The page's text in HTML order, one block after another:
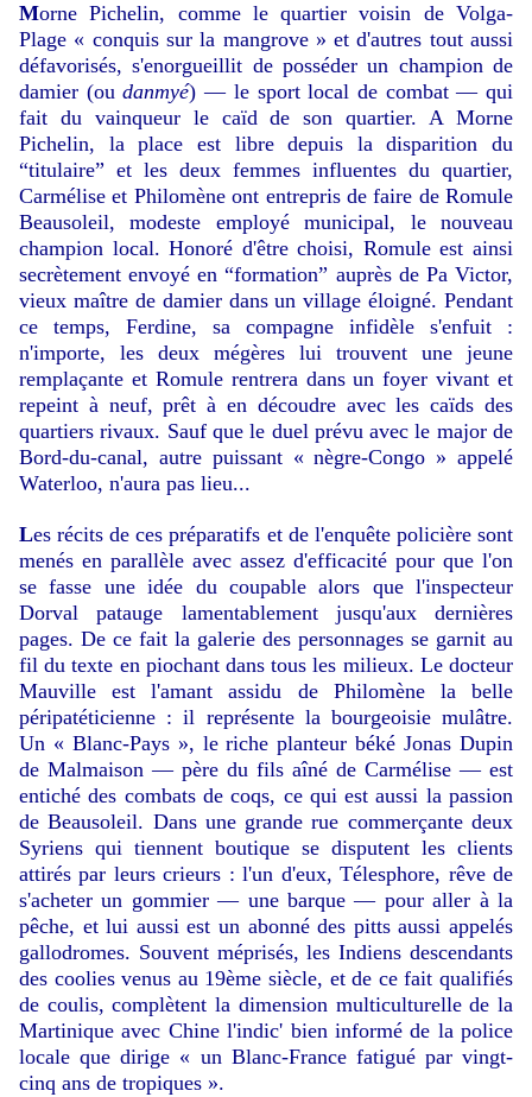
Morne Pichelin, comme le quartier voisin de Volga-
Plage « conquis sur la mangrove » et d'autres tout aussi
défavorisés, s'enorgueillit de posséder un champion de
damier (oudanmyé) — le sport local de combat — qui
fait du vainqueur le caïd de son quartier. A Morne
Pichelin, la place est libre depuis la disparition du
“titulaire” et les deux femmes influentes du quartier,
Carmélise et Philomène ont entrepris de faire de Romule
Beausoleil, modeste employé municipal, le nouveau
champion local. Honoré d'être choisi, Romule est ainsi
secrètement envoyé en “formation” auprès de Pa Victor,
vieux maître de damier dans un village éloigné. Pendant
ce temps, Ferdine, sa compagne infidèle s'enfuit :
n'importe, les deux mégères lui trouvent une jeune
remplaçante et Romule rentrera dans un foyer vivant et
repeint à neuf, prêt à en découdre avec les caïds des
quartiers rivaux. Sauf que le duel prévu avec le major de
Bord-du-canal, autre puissant « nègre-Congo » appelé
Waterloo, n'aura pas lieu...
Les récits de ces préparatifs et de l'enquête policière sont
menés en parallèle avec assez d'efficacité pour que l'on
se fasse une idée du coupable alors que l'inspecteur
Dorval patauge lamentablement jusqu'aux dernières
pages. De ce fait la galerie des personnages se garnit au
fil du texte en piochant dans tous les milieux. Le docteur
Mauville est l'amant assidu de Philomène la belle
péripatéticienne : il représente la bourgeoisie mulâtre.
Un « Blanc-Pays », le riche planteur béké Jonas Dupin
de Malmaison — père du fils aîné de Carmélise — est
entiché des combats de coqs, ce qui est aussi la passion
de Beausoleil. Dans une grande rue commerçante deux
Syriens qui tiennent boutique se disputent les clients
attirés par leurs crieurs : l'un d'eux, Télesphore, rêve de
s'acheter un gommier — une barque — pour aller à la
pêche, et lui aussi est un abonné des pitts aussi appelés
gallodromes. Souvent méprisés, les Indiens descendants
des coolies venus au 19ème siècle, et de ce fait qualifiés
de coulis, complètent la dimension multiculturelle de la
Martinique avec Chine l'indic' bien informé de la police
locale que dirige « un Blanc-France fatigué par vingt-
cinq ans de tropiques ».